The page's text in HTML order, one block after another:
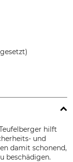
hilft
und
damit schonend,
beschädigen.